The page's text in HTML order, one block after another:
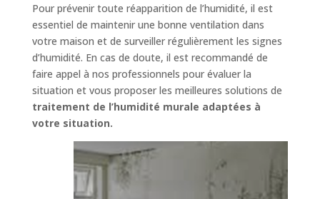
Pour prévenir toute réapparition de l’humidité, il est
essentiel de maintenir une bonne ventilation dans
votre maison et de surveiller régulièrement les signes
d’humidité. En cas de doute, il est recommandé de
faire appel à nos professionnels pour évaluer la
situation et vous proposer les meilleures solutions de
traitement de l’humidité murale adaptées à
votre situation.